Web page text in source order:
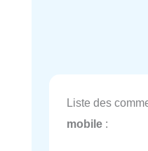
Liste des
mobile :